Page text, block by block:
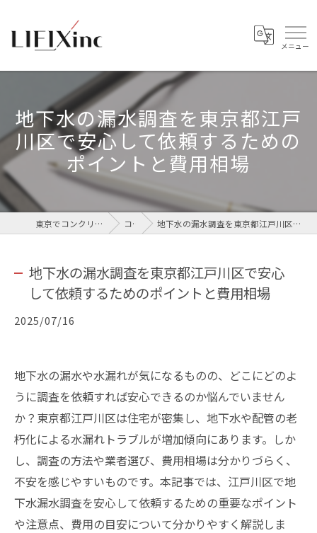
地下水の漏水調査を東京都江戸
川区で安心して依頼するための
ポイントと費用相場
東京でコンクリートなら株式会社LIFIX コラム 地下水の漏水調査を東京都江戸川区で安心して依頼するためのポイントと費用相場
地下水の漏水調査を東京都江戸川区で安心
して依頼するためのポイントと費用相場
2025/07/16
地下水の漏水や水漏れが気になるものの、どこにどのよ
うに調査を依頼すれば安心できるのか悩んでいません
か？東京都江戸川区は住宅が密集し、地下水や配管の老
朽化による水漏れトラブルが増加傾向にあります。しか
し、調査の方法や業者選び、費用相場は分かりづらく、
不安を感じやすいものです。本記事では、江戸川区で地
下水漏水調査を安心して依頼するための重要なポイント
や注意点、費用の目安について分かりやすく解説しま